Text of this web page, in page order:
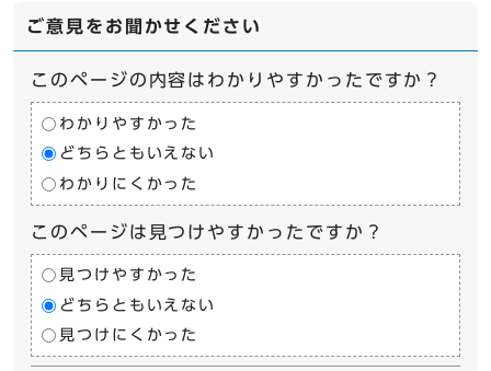
ご意見をお聞かせください
このページの内容はわかりやすかったですか？
わかりやすかった
どちらともいえない
わかりにくかった
このページは見つけやすかったですか？
見つけやすかった
どちらともいえない
見つけにくかった